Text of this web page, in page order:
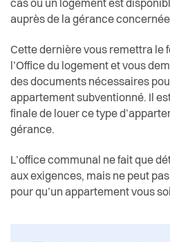
Espaces urbains
Histoire
Intégration
Jeunesse
Logement
Religions
cas où un logement est
auprès de la gérance
Cette dernière vous remettra le
l’Office du logement et vous
des documents nécessaires
appartement subventionné. Il
finale de louer ce type
gérance.
L’office communal ne fait que
aux exigences, mais ne peut
pour qu’un appartement vous